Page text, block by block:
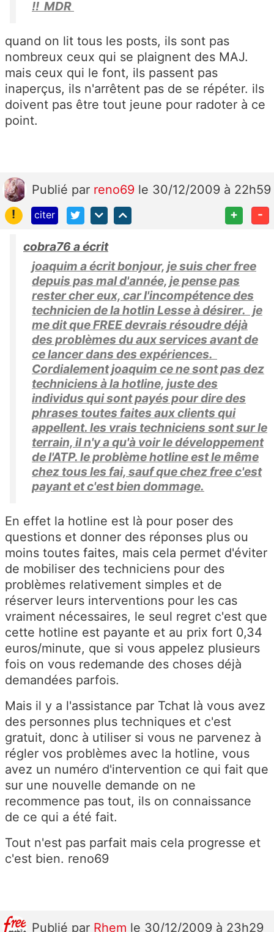
!! MDR
quand on lit tous les posts, ils sont pas
nombreux ceux qui se plaignent des MAJ.
mais ceux qui le font, ils passent pas
inaperçus, ils n'arrêtent pas de se répéter. ils
doivent pas être tout jeune pour radoter à ce
point.
Publié par reno69 le 30/12/2009 à 22h59
!
citer + -
cobra76 a écrit
joaquim a écrit bonjour, je suis cher free
depuis pas mal d'année, je pense pas
rester cher eux, car l'incompétence des
technicien de la hotlin Lesse à désirer. je
me dit que FREE devrais résoudre déjà
des problèmes du aux services avant de
ce lancer dans des expériences.
Cordialement joaquim ce ne sont pas dez
techniciens à la hotline, juste des
individus qui sont payés pour dire des
phrases toutes faites aux clients qui
appellent. les vrais techniciens sont sur le
terrain, il n'y a qu'à voir le développement
de l'ATP. le problème hotline est le même
chez tous les fai, sauf que chez free c'est
payant et c'est bien dommage.
En effet la hotline est là pour poser des
questions et donner des réponses plus ou
moins toutes faites, mais cela permet d'éviter
de mobiliser des techniciens pour des
problèmes relativement simples et de
réserver leurs interventions pour les cas
vraiment nécessaires, le seul regret c'est que
cette hotline est payante et au prix fort 0,34
euros/minute, que si vous appelez plusieurs
fois on vous redemande des choses déjà
demandées parfois.
Mais il y a l'assistance par Tchat là vous avez
des personnes plus techniques et c'est
gratuit, donc à utiliser si vous ne parvenez à
régler vos problèmes avec la hotline, vous
avez un numéro d'intervention ce qui fait que
sur une nouvelle demande on ne
recommence pas tout, ils on connaissance
de ce qui a été fait.
Tout n'est pas parfait mais cela progresse et
c'est bien. reno69
Publié par Rhem le 30/12/2009 à 23h29